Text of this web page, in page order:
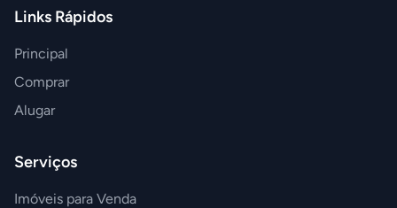
Links Rápidos
Principal
Comprar
Alugar
Serviços
Imóveis para Venda